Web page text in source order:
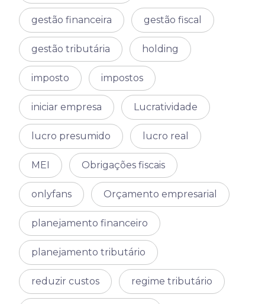
gestão financeira gestão fiscal
gestão tributária holding
imposto impostos
iniciar empresa Lucratividade
lucro presumido lucro real
MEI Obrigações fiscais
onlyfans Orçamento empresarial
planejamento financeiro
planejamento tributário
reduzir custos regime tributário